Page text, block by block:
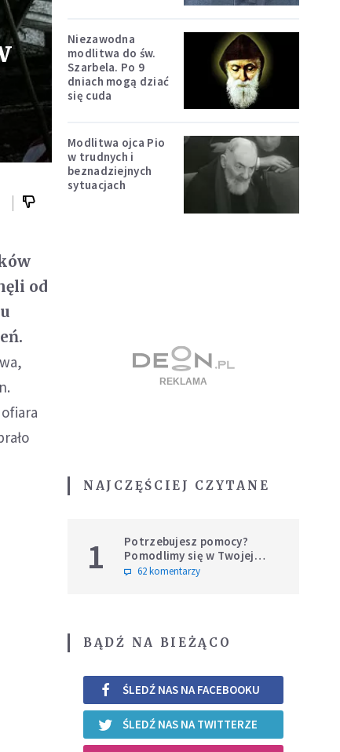
od
Niezawodna
modlitwa do św.
Szarbela. Po 9
dniach mogą dziać
się cuda
Modlitwa ojca Pio
w trudnych i
beznadziejnych
sytuacjach
NAJCZĘŚCIEJ CZYTANE
1
Potrzebujesz pomocy?
Pomodlimy się w Twojej
intencji
62 komentarzy
BĄDŹ NA BIEŻĄCO
ŚLEDŹ NAS NA FACEBOOKU
ŚLEDŹ NAS NA TWITTERZE